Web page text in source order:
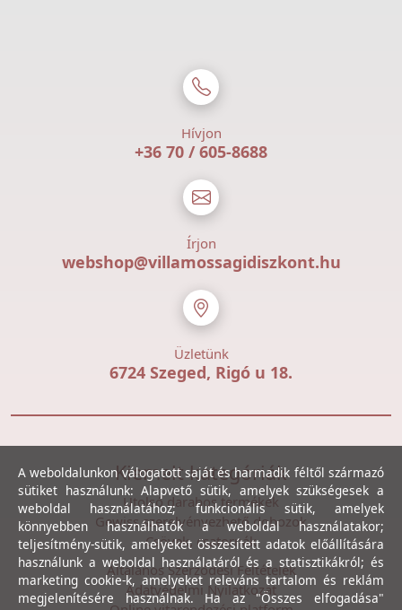
Hívjon
+36 70 / 605-8688
Írjon
webshop@villamossagidiszkont.hu
Üzletünk
6724 Szeged, Rigó u 18.
Kiemelt kategóriák
Utolsó darabos termékek
Gewiss szerelvényezhető dobozok
Csövek, csatornák
Általános Szerződési Feltételek
Adatvédelmi Nyilatkozat
A weboldalunkon válogatott saját és harmadik féltől származó
sütiket használunk: Alapvető sütik, amelyek szükségesek a
weboldal használatához; funkcionális sütik, amelyek
könnyebben használhatók a weboldal használatakor;
teljesítmény-sütik, amelyeket összesített adatok előállítására
használunk a weboldal használatáról és a statisztikákról; és
marketing cookie-k, amelyeket releváns tartalom és reklám
megjelenítésére használnak. Ha az "Összes elfogadása"